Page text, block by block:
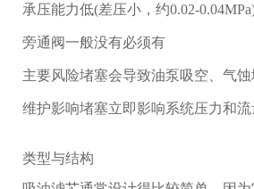
承压能力低(差压小，约0.02-
旁通阀一般没有必须有
主要风险堵塞会导致油泵吸空、气蚀
维护影响堵塞立即影响系统压力和流
类型与结构